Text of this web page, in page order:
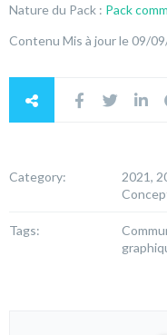
Nature du Pack : Pack
Contenu Mis à jour le 09/
Category:
2021,
Tags: